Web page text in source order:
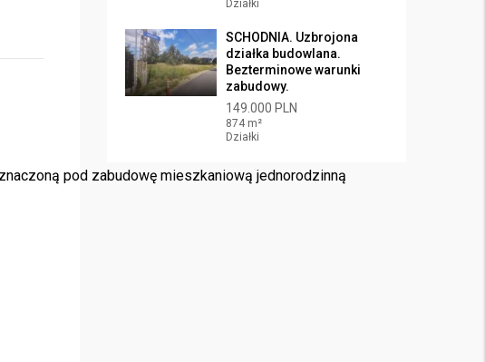
pod zabudowę mieszkaniową jednorodzinną
Działki
SCHODNIA. Uzbrojona
działka budowlana.
Bezterminowe warunki
zabudowy.
149.000 PLN
874 m²
Działki